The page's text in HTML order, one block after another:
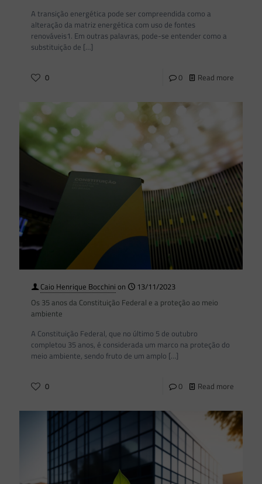
A transição energética pode ser compreendida como a
alteração da matriz energética com uso de fontes
renováveis1. Em outras palavras, pode-se entender como a
substituição de […]
0 0 Read more
Caio Henrique Bocchini on
13/11/2023
Os 35 anos da Constituição Federal e a proteção ao meio
ambiente
A Constituição Federal, que no último 5 de outubro
completou 35 anos, é considerada um marco na proteção do
meio ambiente, sendo fruto de um amplo […]
0 0 Read more